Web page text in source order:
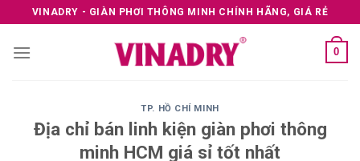
to
content
VINADRY - GIÀN PHƠI THÔNG MINH CHÍNH HÃNG, GIÁ RẺ
0
TP. HỒ CHÍ MINH
Địa chỉ bán linh kiện giàn phơi thông
minh HCM giá sỉ tốt nhất